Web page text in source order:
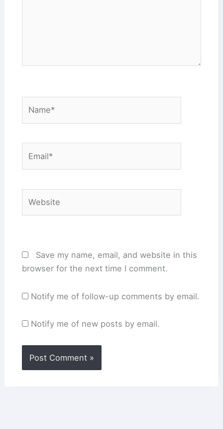
Save my name, email, and website in this
browser for the next time I comment.
Notify me of follow-up comments by email.
Notify me of new posts by email.